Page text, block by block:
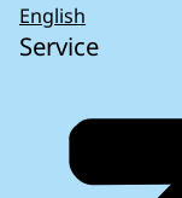
English
Service